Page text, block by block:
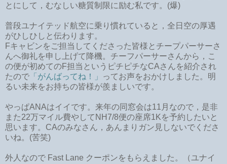
とにして，むなしい糖質制限に励む私です。(爆)
普段ユナイテッド航空に乗り慣れていると，全日空の厚遇
がひしひしと伝わります。
Fキャビンをご担当してくださった皆様とチープパーサーさ
んへ御礼を申し上げて降機。チーフパーサーさんから，こ
の便が初めてのF担当というピチピチなCAさんを紹介され
たので 「がんばってね！」
ってお声をおかけしました。明
るい未来をお持ちの皆様が羨ましいです。
やっぱANAはイイです。来年の同窓会は11月なので，是非
また22万マイル費やしてNH7/8便の座席1Kを予約したいと
思います。CAのみなさん，あんまりガン見しないでくださ
いね。(苦笑)
外人なので Fast Lane クーポンをもらえました。（ユナイ